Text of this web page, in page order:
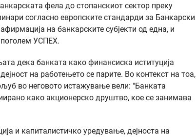
фела до стопанскиот сектор преку
согласно европските стандарди за Банкарски
на банкарските субјекти од една, и
поголем УСПЕХ.
дека банката како финансиска иституција
на работењето се парите. Во контекст на тоа,
во неговото истажување вели: "Банката
како акционерско друштво, кое се занимава
и капиталистичко уредување, дејноста на